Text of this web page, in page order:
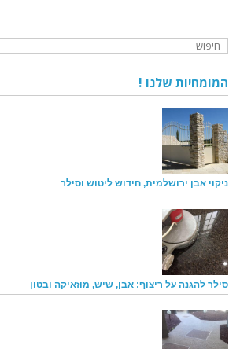
המומחיות שלנו !
ניקוי אבן ירושלמית, חידוש ליטוש וסילר
סילר להגנה על ריצוף: אבן, שיש, מוזאיקה ובטון